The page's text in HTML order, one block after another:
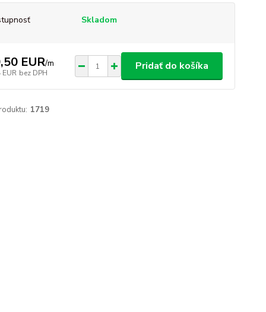
Skladom
EUR/m
EUR bez DPH
Pridať do košíka
1719